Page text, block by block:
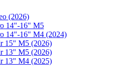
(2026)
14"-16" M5
14"-16" M4 (2024)
15" M5 (2026)
13" M5 (2026)
13" M4 (2025)